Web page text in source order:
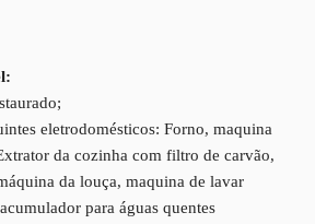
eletrodomésticos: Forno, maquina
da cozinha com filtro de carvão,
da louça, maquina de lavar
para águas quentes